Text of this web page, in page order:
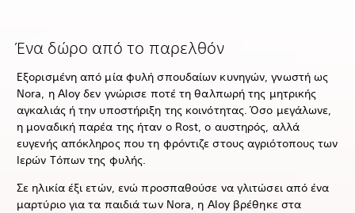
Ένα δώρο από το παρελθόν
Εξορισμένη από μία φυλή σπουδαίων κυνηγών, γνωστή ως
Nora, η Aloy δεν γνώρισε ποτέ τη θαλπωρή της μητρικής
αγκαλιάς ή την υποστήριξη της κοινότητας. Όσο μεγάλωνε,
η μοναδική παρέα της ήταν ο Rost, ο αυστηρός, αλλά
ευγενής απόκληρος που τη φρόντιζε στους αγριότοπους των
Ιερών Τόπων της φυλής.
Σε ηλικία έξι ετών, ενώ προσπαθούσε να γλιτώσει από ένα
μαρτύριο για τα παιδιά των Nora, η Aloy βρέθηκε στα